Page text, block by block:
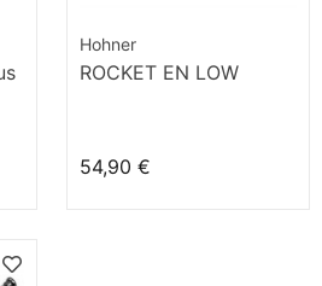
Hohner
ROCKET EN LOW
54,90 €